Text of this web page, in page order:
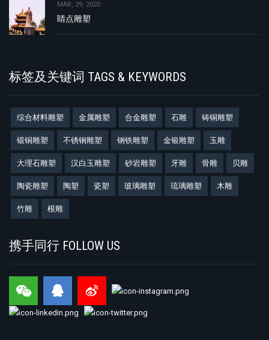
MAR, 29, 2020
睛点雕塑
标签及关键词 TAGS & KEYWORDS
综合材料雕塑 金属雕塑 合金雕塑 石雕 铸铜雕塑
锻铜雕塑 不锈钢雕塑 钢铁雕塑 金银雕塑 玉雕
大理石雕塑 汉白玉雕塑 砂岩雕塑 牙雕 骨雕 贝雕
陶瓷雕塑 陶塑 瓷塑 玻璃雕塑 琉璃雕塑 木雕
竹雕 根雕
携手同行 FOLLOW US